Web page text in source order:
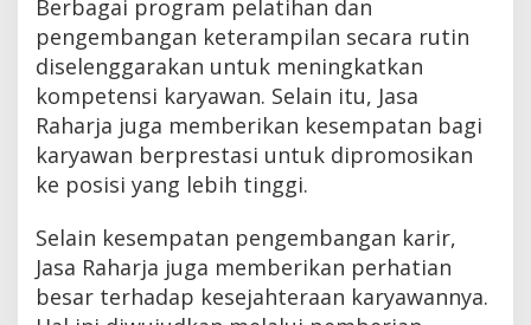
Berbagai program pelatihan dan
pengembangan keterampilan secara rutin
diselenggarakan untuk meningkatkan
kompetensi karyawan. Selain itu, Jasa
Raharja juga memberikan kesempatan bagi
karyawan berprestasi untuk dipromosikan
ke posisi yang lebih tinggi.
Selain kesempatan pengembangan karir,
Jasa Raharja juga memberikan perhatian
besar terhadap kesejahteraan karyawannya.